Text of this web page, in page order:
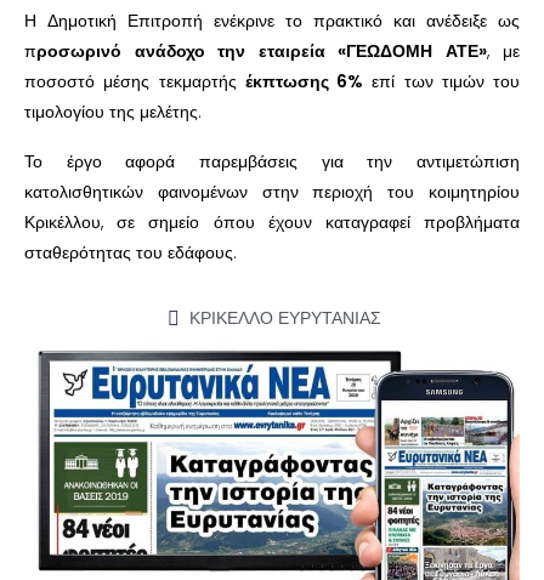
Η Δημοτική Επιτροπή ενέκρινε το πρακτικό και ανέδειξε ως
προσωρινό ανάδοχο την εταιρεία «ΓΕΩΔΟΜΗ ΑΤΕ», με
ποσοστό μέσης τεκμαρτής έκπτωσης 6% επί των τιμών του
τιμολογίου της μελέτης.
Το έργο αφορά παρεμβάσεις για την αντιμετώπιση
κατολισθητικών φαινομένων στην περιοχή του κοιμητηρίου
Κρικέλλου, σε σημείο όπου έχουν καταγραφεί προβλήματα
σταθερότητας του εδάφους.
ΚΡΙΚΕΛΛΟ ΕΥΡΥΤΑΝΙΑΣ